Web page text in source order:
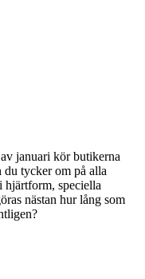
januari kör butikerna
tycker om på alla
hjärtform, speciella
nästan hur lång som